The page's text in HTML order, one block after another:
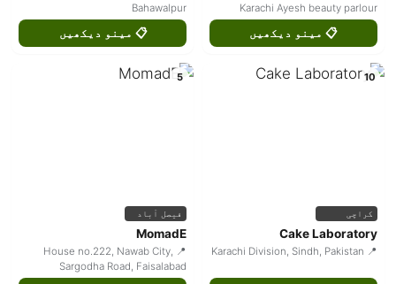
Karachi Ayesh beauty parlour
📋 مینو دیکھیں
Bahawalpur
📋 مینو دیکھیں
10
کراچی
Cake Laboratory
📍 Karachi Division, Sindh, Pakistan
5
فیصل آباد
MomadE
📍 House no.222, Nawab City,
Sargodha Road, Faisalabad